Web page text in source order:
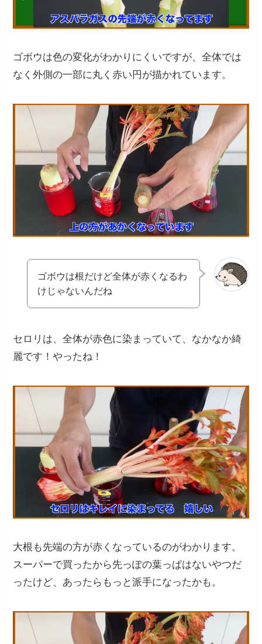
ゴボウは色の変化がわかりにくいですが、全体では
なく外側の一部に丸く赤い円が描かれています。
ゴボウは根だけど全体が赤くなるわ
けじゃないんだね
セロリは、全体が赤色に染まっていて、なかなか綺
麗です！やったね！
大根も先端の方が赤くなっているのがわかります。
スーパーで買ったから先っぽの葉っぱはないやつだ
ったけど、あったらもっと派手になったかも。